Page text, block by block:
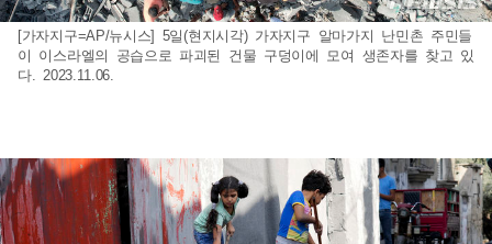
[가자지구=AP/뉴시스] 5일(현지시각) 가자지구 알마가지 난민촌 주민들
이 이스라엘의 공습으로 파괴된 건물 구덩이에 모여 생존자를 찾고 있
다. 2023.11.06.